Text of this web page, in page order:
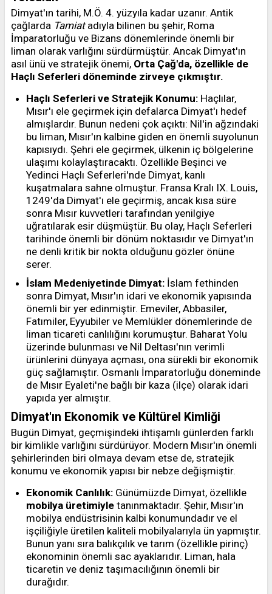
Dimyat'ın tarihi, M.Ö. 4. yüzyıla kadar uzanır. Antik
çağlarda Tamiatadıyla bilinen bu şehir, Roma
İmparatorluğu ve Bizans dönemlerinde önemli bir
liman olarak varlığını sürdürmüştür. Ancak Dimyat'ın
asıl ünü ve stratejik önemi, Orta Çağ'da, özellikle de
Haçlı Seferleri döneminde zirveye çıkmıştır.
Haçlı Seferleri ve Stratejik Konumu: Haçlılar,
Mısır'ı ele geçirmek için defalarca Dimyat'ı hedef
almışlardır. Bunun nedeni çok açıktı: Nil'in ağzındaki
bu liman, Mısır'ın kalbine giden en önemli suyolunun
kapısıydı. Şehri ele geçirmek, ülkenin iç bölgelerine
ulaşımı kolaylaştıracaktı. Özellikle Beşinci ve
Yedinci Haçlı Seferleri'nde Dimyat, kanlı
kuşatmalara sahne olmuştur. Fransa Kralı IX. Louis,
1249'da Dimyat'ı ele geçirmiş, ancak kısa süre
sonra Mısır kuvvetleri tarafından yenilgiye
uğratılarak esir düşmüştür. Bu olay, Haçlı Seferleri
tarihinde önemli bir dönüm noktasıdır ve Dimyat'ın
ne denli kritik bir nokta olduğunu gözler önüne
serer.
İslam Medeniyetinde Dimyat: İslam fethinden
sonra Dimyat, Mısır'ın idari ve ekonomik yapısında
önemli bir yer edinmiştir. Emeviler, Abbasiler,
Fatımiler, Eyyubiler ve Memlükler dönemlerinde de
liman ticareti canlılığını korumuştur. Baharat Yolu
üzerinde bulunması ve Nil Deltası'nın verimli
ürünlerini dünyaya açması, ona sürekli bir ekonomik
güç sağlamıştır. Osmanlı İmparatorluğu döneminde
de Mısır Eyaleti'ne bağlı bir kaza (ilçe) olarak idari
yapıda yer almıştır.
Dimyat'ın Ekonomik ve Kültürel Kimliği
Bugün Dimyat, geçmişindeki ihtişamlı günlerden farklı
bir kimlikle varlığını sürdürüyor. Modern Mısır'ın önemli
şehirlerinden biri olmaya devam etse de, stratejik
konumu ve ekonomik yapısı bir nebze değişmiştir.
Ekonomik Canlılık: Günümüzde Dimyat, özellikle
mobilya üretimiyle tanınmaktadır. Şehir, Mısır'ın
mobilya endüstrisinin kalbi konumundadır ve el
işçiliğiyle üretilen kaliteli mobilyalarıyla ün yapmıştır.
Bunun yanı sıra balıkçılık ve tarım (özellikle pirinç)
ekonominin önemli sac ayaklarıdır. Liman, hala
ticaretin ve deniz taşımacılığının önemli bir
durağıdır.